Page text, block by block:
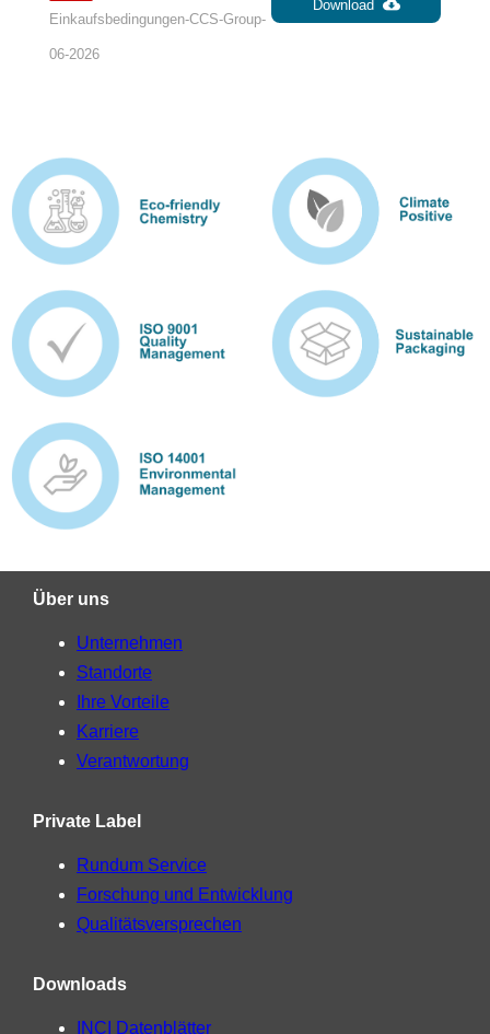
Einkaufsbedingungen-CCS-Group-
06-2026
Download
Über uns
Unternehmen
Standorte
Ihre Vorteile
Karriere
Verantwortung
Private Label
Rundum Service
Forschung und Entwicklung
Qualitätsversprechen
Downloads
INCI Datenblätter